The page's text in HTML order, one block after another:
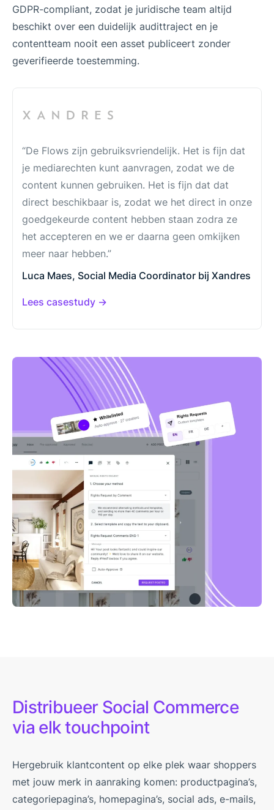
GDPR-compliant, zodat je juridische team altijd
beschikt over een duidelijk audittraject en je
contentteam nooit een asset publiceert zonder
geverifieerde toestemming.
“De Flows zijn gebruiksvriendelijk. Het is fijn dat
je mediarechten kunt aanvragen, zodat we de
content kunnen gebruiken. Het is fijn dat dat
direct beschikbaar is, zodat we het direct in onze
goedgekeurde content hebben staan ​​zodra ze
het accepteren en we er daarna geen omkijken
meer naar hebben.”
Luca Maes, Social Media Coordinator bij Xandres
Lees casestudy
Distribueer Social Commerce
via elk touchpoint
Hergebruik klantcontent op elke plek waar shoppers
met jouw merk in aanraking komen: productpagina’s,
categoriepagina’s, homepagina’s, social ads, e-mails,